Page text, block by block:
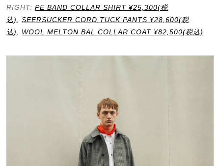
RIGHT:PE BAND COLLAR SHIRT ¥25,300(税
込)
,SEERSUCKER CORD TUCK PANTS ¥28,600(税
込)
WOOL MELTON BAL COLLAR COAT ¥82,500(税込)